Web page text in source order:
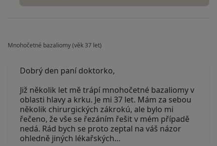
Mnohočetné bazaliomy (věk 37 let)
Dobrý den paní doktorko,
Již několik let mě trápí mnohočetné bazaliomy v
oblasti hlavy a krku. Je mi 37 let. Mám za sebou
několik chirurgických zákrokú, ale bylo mi
řečeno, že vše se řezáním řešit v mém případě
nedá. Rád bych se proto zeptal na váš názor
ohledně jiných lékařských…